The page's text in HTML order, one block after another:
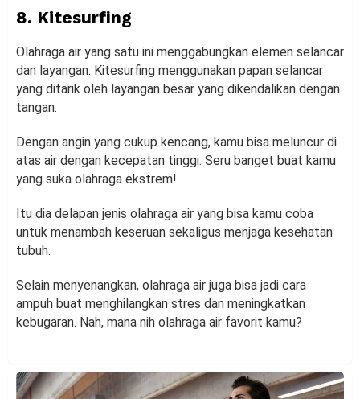
8. Kitesurfing
Olahraga air yang satu ini menggabungkan elemen selancar
dan layangan. Kitesurfing menggunakan papan selancar
yang ditarik oleh layangan besar yang dikendalikan dengan
tangan.
Dengan angin yang cukup kencang, kamu bisa meluncur di
atas air dengan kecepatan tinggi. Seru banget buat kamu
yang suka olahraga ekstrem!
Itu dia delapan jenis olahraga air yang bisa kamu coba
untuk menambah keseruan sekaligus menjaga kesehatan
tubuh.
Selain menyenangkan, olahraga air juga bisa jadi cara
ampuh buat menghilangkan stres dan meningkatkan
kebugaran. Nah, mana nih olahraga air favorit kamu?